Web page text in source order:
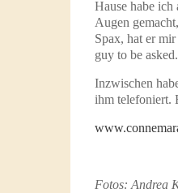
Hause habe
Augen
Spax, hat er
guy to be
Inzwischen
ihm telefoniert.
Fotos: Andrea